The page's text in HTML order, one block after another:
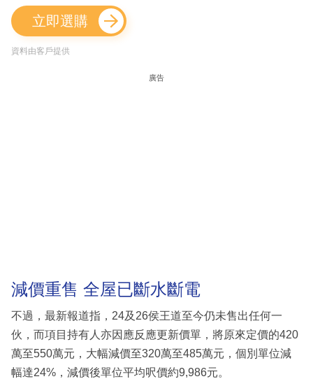
立即選購
資料由客戶提供
廣告
減價重售 全屋已斷水斷電
不過，最新報道指，24及26侯王道至今仍未售出任何一
伙，而項目持有人亦因應反應更新價單，將原來定價的420
萬至550萬元，大幅減價至320萬至485萬元，個別單位減
幅達24%，減價後單位平均呎價約9,986元。